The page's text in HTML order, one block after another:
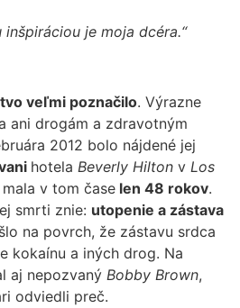
inšpiráciou je moja dcéra.“
veľmi poznačilo. Výrazne
ani drogám a zdravotným
2012 bolo nájdené jej
hotela Beverly Hilton v Los
mala v tom čase len 48 rokov.
smrti znie: utopenie a zástava
na povrch, že zástavu srdca
kokaínu a iných drog. Na
aj nepozvaný Bobby Brown,
odviedli preč.